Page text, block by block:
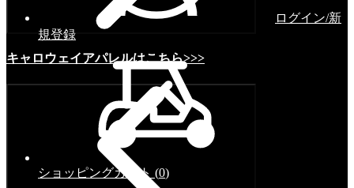
キャロウェイアパレルはこちら>>>
ログイン/新
規登録
ショッピングカート (0)